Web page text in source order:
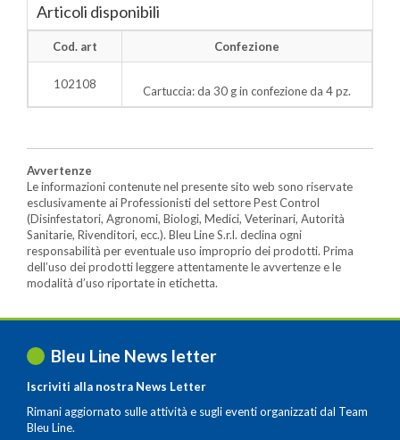
Articoli disponibili
Cod. art Confezione
102108 Cartuccia: da 30 g in confezione da 4 pz.
Avvertenze
Le informazioni contenute nel presente sito web sono riservate
esclusivamente ai Professionisti del settore Pest Control
(Disinfestatori, Agronomi, Biologi, Medici, Veterinari, Autorità
Sanitarie, Rivenditori, ecc.). Bleu Line S.r.l. declina ogni
responsabilità per eventuale uso improprio dei prodotti. Prima
dell’uso dei prodotti leggere attentamente le avvertenze e le
modalità d’uso riportate in etichetta.
Bleu Line News letter
Iscriviti alla nostra News Letter
Rimani aggiornato sulle attività e sugli eventi organizzati dal Team
Bleu Line.